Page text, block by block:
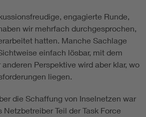
engagierte Runde,
wir mehrfach durchgesprochen,
hatten. Manche Sachlage
einfach lösbar, mit dem
Perspektive wird aber klar, wo
liegen.
die Schaffung von Inselnetzen war
Teil der Task Force